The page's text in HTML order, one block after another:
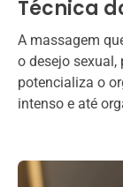
Técnica
A massagem
o desejo sexual,
potencializa o
intenso e até